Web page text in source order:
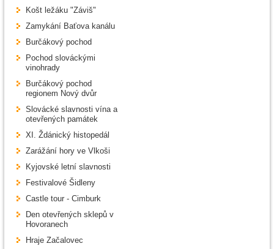
Košt ležáku "Záviš"
Zamykání Baťova kanálu
Burčákový pochod
Pochod slováckými
vinohrady
Burčákový pochod
regionem Nový dvůr
Slovácké slavnosti vína a
otevřených památek
XI. Ždánický histopedál
Zarážání hory ve Vlkoši
Kyjovské letní slavnosti
Festivalové Šidleny
Castle tour - Cimburk
Den otevřených sklepů v
Hovoranech
Hraje Začalovec